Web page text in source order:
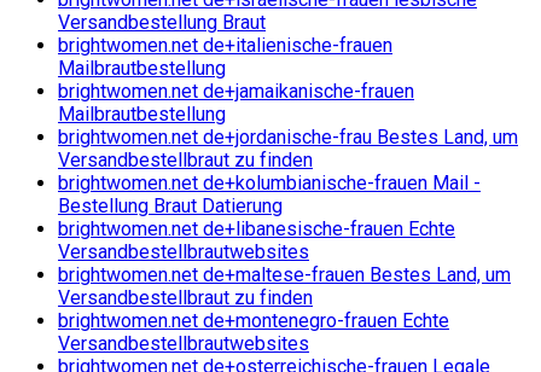
Versandbestellung Braut
brightwomen.net de+italienische-frauen
Mailbrautbestellung
brightwomen.net de+jamaikanische-frauen
Mailbrautbestellung
brightwomen.net de+jordanische-frau Bestes Land, um
Versandbestellbraut zu finden
brightwomen.net de+kolumbianische-frauen Mail -
Bestellung Braut Datierung
brightwomen.net de+libanesische-frauen Echte
Versandbestellbrautwebsites
brightwomen.net de+maltese-frauen Bestes Land, um
Versandbestellbraut zu finden
brightwomen.net de+montenegro-frauen Echte
Versandbestellbrautwebsites
brightwomen.net de+osterreichische-frauen Legale